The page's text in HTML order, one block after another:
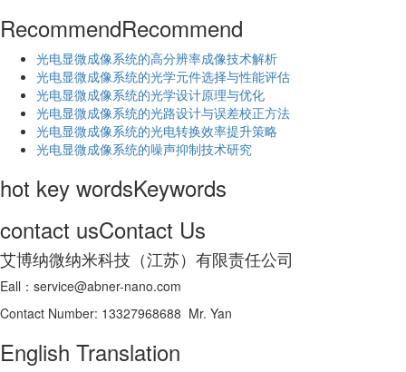
RecommendRecommend
光电显微成像系统的高分辨率成像技术解析
​光电显微成像系统的光学元件选择与性能评估
光电显微成像系统的光学设计原理与优化
光电显微成像系统的光路设计与误差校正方法
光电显微成像系统的光电转换效率提升策略
光电显微成像系统的噪声抑制技术研究
hot key wordsKeywords
contact usContact Us
艾博纳微纳米科技（江苏）有限责任公司
Eall：service@abner-nano.com
Contact Number: 13327968688 Mr. Yan
English Translation